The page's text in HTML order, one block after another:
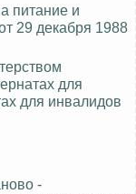
питание и
29 декабря 1988
для
для инвалидов
-